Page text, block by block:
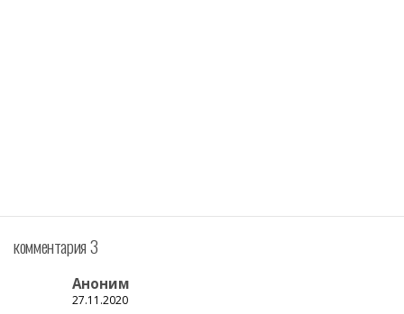
комментария 3
Аноним
27.11.2020